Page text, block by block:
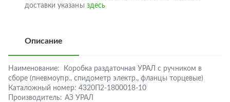
доставки указаны здесь
Описание
Наименование:
Коробка раздаточная УРАЛ с ручником в
сборе (пневмоупр., спидометр электр., фланцы торцевые)
Каталожный номер: 4320П2-1800018-10
Производитель: АЗ УРАЛ